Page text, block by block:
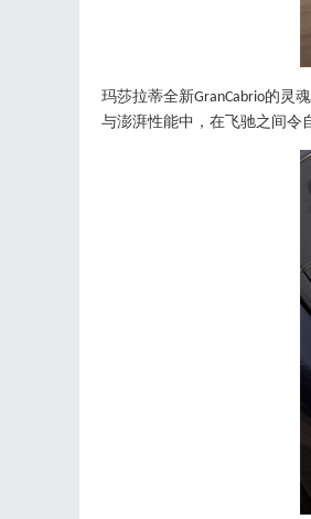
玛莎拉蒂全新GranCabrio的灵
与澎湃性能中，在飞驰之间令